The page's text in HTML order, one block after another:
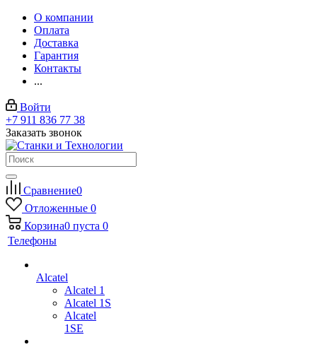
О компании
Оплата
Доставка
Гарантия
Контакты
...
Войти
+7 911 836 77 38
Заказать звонок
Сравнение0
Отложенные 0
Корзина0 пуста 0
Телефоны
Alcatel
Alcatel 1
Alcatel 1S
Alcatel
1SE